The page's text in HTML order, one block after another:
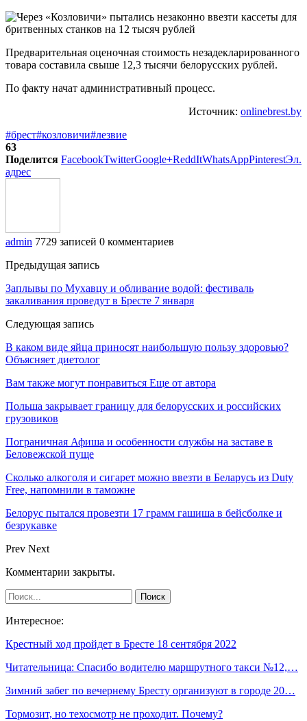
Предварительная оценочная стоимость незадекларированного
товара составила свыше 12,3 тысячи белорусских рублей.
По факту начат административный процесс.
Источник: onlinebrest.by
#брест#козловичи#лезвие
63
Поделится FacebookTwitterGoogle+ReddItWhatsAppPinterestЭл.
адрес
admin 7729 записей 0 комментариев
Предыдущая запись
Заплывы по Мухавцу и обливание водой: фестиваль
закаливания проведут в Бресте 7 января
Следующая запись
В каком виде яйца приносят наибольшую пользу здоровью?
Объясняет диетолог
Вам также могут понравиться Еще от автора
Польша закрывает границу для белорусских и российских
грузовиков
Пограничная Афиша и особенности службы на заставе в
Беловежской пуще
Сколько алкоголя и сигарет можно ввезти в Беларусь из Duty
Free, напомнили в таможне
Белорус пытался провезти 17 грамм гашиша в бейсболке и
безрукавке
Prev Next
Комментарии закрыты.
Интересное:
Крестный ход пройдет в Бресте 18 сентября 2022
Читательница: Спасибо водителю маршрутного такси №12,…
Зимний забег по вечернему Бресту организуют в городе 20…
Тормозит, но техосмотр не проходит. Почему?